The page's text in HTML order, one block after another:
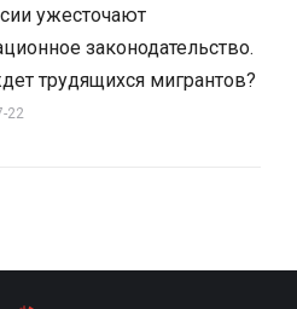
ужесточают
законодательство.
трудящихся мигрантов?
22